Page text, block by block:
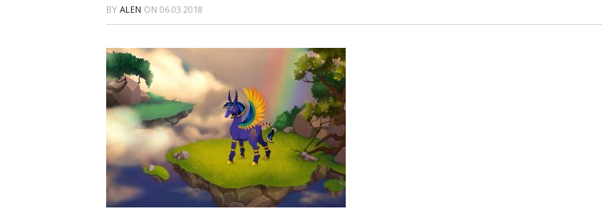
BY ALEN ON 06.03.2018